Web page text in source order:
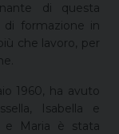
di questa
formazione in
che lavoro, per
1960, ha avuto
Isabella e
e Maria è stata